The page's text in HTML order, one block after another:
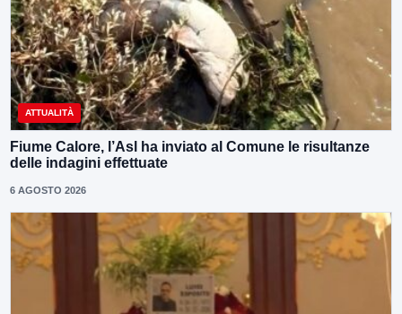
ATTUALITÀ
Fiume Calore, l’Asl ha inviato al Comune le risultanze
delle indagini effettuate
6 AGOSTO 2026